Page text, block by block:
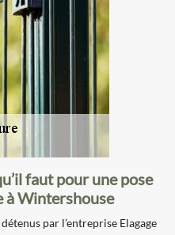
faut pour une pose
à Wintershouse
par l’entreprise Elagage